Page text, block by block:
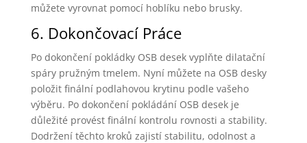
můžete vyrovnat pomocí hoblíku nebo brusky.
6. Dokončovací Práce
Po dokončení pokládky OSB desek vyplňte dilatační
spáry pružným tmelem. Nyní můžete na OSB desky
položit finální podlahovou krytinu podle vašeho
výběru. Po dokončení pokládání OSB desek je
důležité provést finální kontrolu rovnosti a stability.
Dodržení těchto kroků zajistí stabilitu, odolnost a